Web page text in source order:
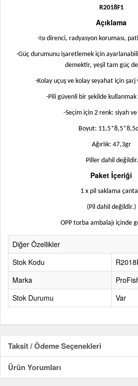
R2018F1
Açıklama
-Isı direnci, radyasyon koruması,
-Güç durumunu işaretlemek için
demektir, yeşil tam güç
-Kolay uçuş ve kolay seyahat için şarj
-Pili güvenli bir şekilde
-Seçim için 2 renk: siyah
Boyut:
Ağırlık: 47,3gr
Piller dahil değildir.
Paket İçeriği
1 x pil saklama
(Pil dahil değildir.)
OPP torba ambalajı içinde
Diğer Özellikler
Stok Kodu
Marka
Stok Durumu
Var
Taksit / Ödeme Seçenekleri
Ürün Yorumları